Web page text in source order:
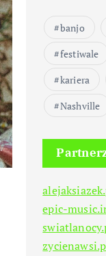
banjo
festiwale
kariera
Nashville
epic-